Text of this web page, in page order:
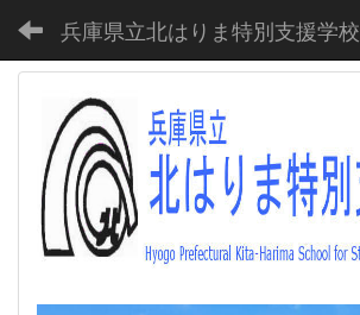
兵庫県立北はりま特別支援学校